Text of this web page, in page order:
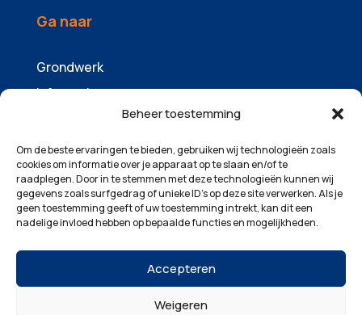
Beheer toestemming
Om de beste ervaringen te bieden, gebruiken wij technologieën zoals
cookies om informatie over je apparaat op te slaan en/of te
raadplegen. Door in te stemmen met deze technologieën kunnen wij
gegevens zoals surfgedrag of unieke ID's op deze site verwerken. Als je
geen toestemming geeft of uw toestemming intrekt, kan dit een
nadelige invloed hebben op bepaalde functies en mogelijkheden.
Accepteren
Weigeren
Ga naar
Grondwerk
Infrawerk
Containers & zandhandel
Machinepark
Over ons
Projecten
Contact